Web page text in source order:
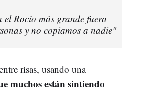
Rocío más grande fuera
y no copiamos a nadie"
risas, usando una
muchos están sintiendo